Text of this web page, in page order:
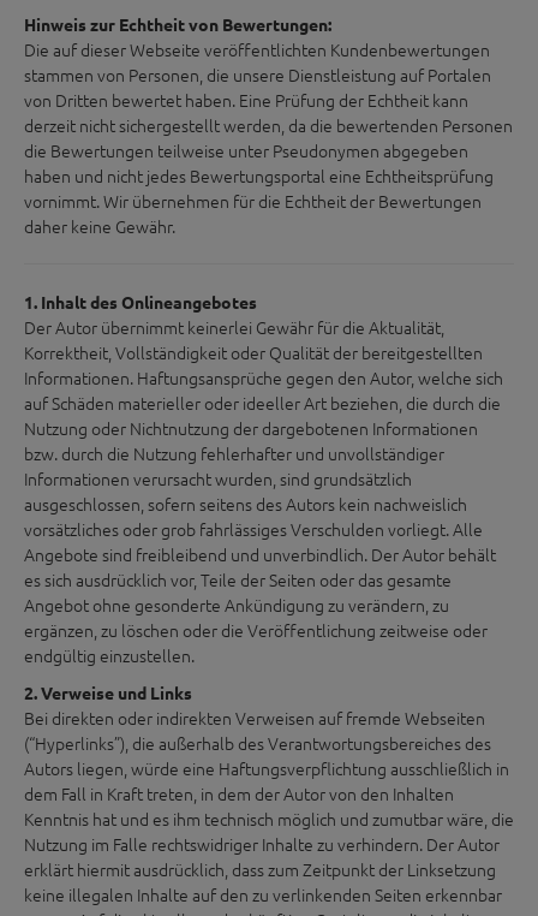
Hinweis zur Echtheit von Bewertungen:
Die auf dieser Webseite veröffentlichten Kundenbewertungen
stammen von Personen, die unsere Dienstleistung auf Portalen
von Dritten bewertet haben. Eine Prüfung der Echtheit kann
derzeit nicht sichergestellt werden, da die bewertenden Personen
die Bewertungen teilweise unter Pseudonymen abgegeben
haben und nicht jedes Bewertungsportal eine Echtheitsprüfung
vornimmt. Wir übernehmen für die Echtheit der Bewertungen
daher keine Gewähr.
1. Inhalt des Onlineangebotes
Der Autor übernimmt keinerlei Gewähr für die Aktualität,
Korrektheit, Vollständigkeit oder Qualität der bereitgestellten
Informationen. Haftungsansprüche gegen den Autor, welche sich
auf Schäden materieller oder ideeller Art beziehen, die durch die
Nutzung oder Nichtnutzung der dargebotenen Informationen
bzw. durch die Nutzung fehlerhafter und unvollständiger
Informationen verursacht wurden, sind grundsätzlich
ausgeschlossen, sofern seitens des Autors kein nachweislich
vorsätzliches oder grob fahrlässiges Verschulden vorliegt. Alle
Angebote sind freibleibend und unverbindlich. Der Autor behält
es sich ausdrücklich vor, Teile der Seiten oder das gesamte
Angebot ohne gesonderte Ankündigung zu verändern, zu
ergänzen, zu löschen oder die Veröffentlichung zeitweise oder
endgültig einzustellen.
2. Verweise und Links
Bei direkten oder indirekten Verweisen auf fremde Webseiten
(“Hyperlinks”), die außerhalb des Verantwortungsbereiches des
Autors liegen, würde eine Haftungsverpflichtung ausschließlich in
dem Fall in Kraft treten, in dem der Autor von den Inhalten
Kenntnis hat und es ihm technisch möglich und zumutbar wäre, die
Nutzung im Falle rechtswidriger Inhalte zu verhindern. Der Autor
erklärt hiermit ausdrücklich, dass zum Zeitpunkt der Linksetzung
keine illegalen Inhalte auf den zu verlinkenden Seiten erkennbar